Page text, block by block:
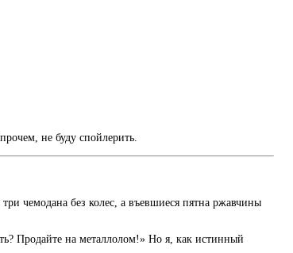
не буду спойлерить.
чемодана без колес, а въевшиеся пятна ржавчины
Продайте на металлолом!» Но я, как истинный